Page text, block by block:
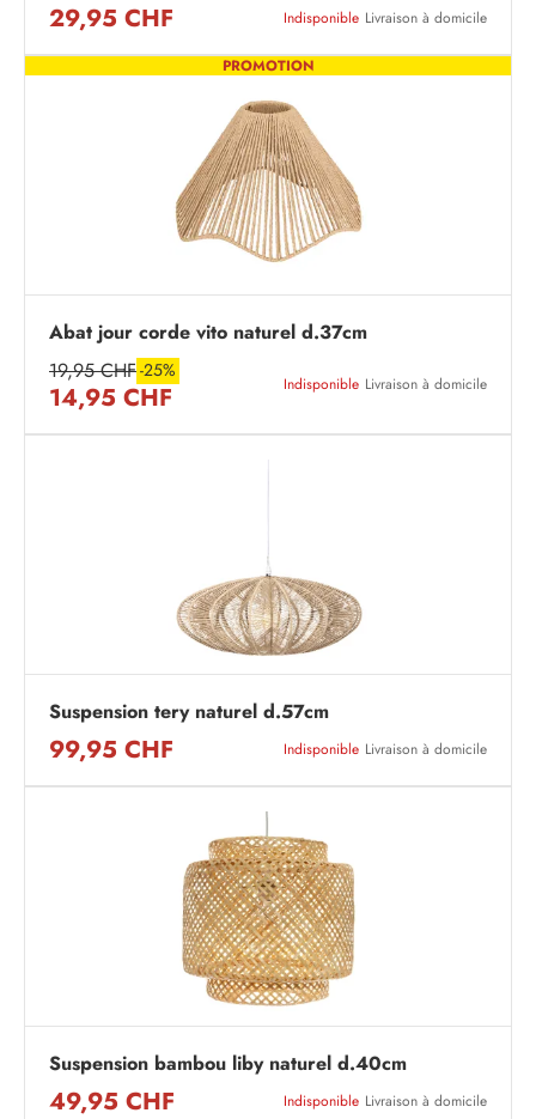
29,95 CHF Indisponible Livraison à domicile
PROMOTION
Abat jour corde vito naturel d.37cm
19,95 CHF-25%
14,95 CHF Indisponible Livraison à domicile
Suspension tery naturel d.57cm
99,95 CHF Indisponible Livraison à domicile
Suspension bambou liby naturel d.40cm
49,95 CHF Indisponible Livraison à domicile